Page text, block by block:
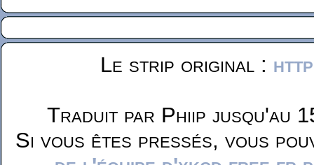
Le strip original :
Traduit par Phiip jusqu'au
Si vous êtes pressés, vous